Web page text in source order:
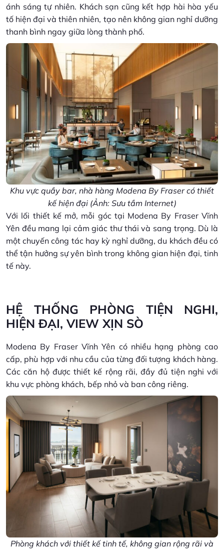
ánh sáng tự nhiên. Khách sạn cũng kết hợp hài hòa yếu
tố hiện đại và thiên nhiên, tạo nên không gian nghỉ dưỡng
thanh bình ngay giữa lòng thành phố.
Khu vực quầy bar, nhà hàng Modena By Fraser có thiết
kế hiện đại (Ảnh: Sưu tầm Internet)
Với lối thiết kế mở, mỗi góc tại Modena By Fraser Vĩnh
Yên đều mang lại cảm giác thư thái và sang trọng. Dù là
một chuyến công tác hay kỳ nghỉ dưỡng, du khách đều có
thể tận hưởng sự yên bình trong không gian hiện đại, tinh
tế này.
HỆ THỐNG PHÒNG TIỆN NGHI,
HIỆN ĐẠI, VIEW XỊN SÒ
Modena By Fraser Vĩnh Yên có nhiều hạng phòng cao
cấp, phù hợp với nhu cầu của từng đối tượng khách hàng.
Các căn hộ được thiết kế rộng rãi, đầy đủ tiện nghi với
khu vực phòng khách, bếp nhỏ và ban công riêng.
Phòng khách với thiết kế tinh tế, không gian rộng rãi và